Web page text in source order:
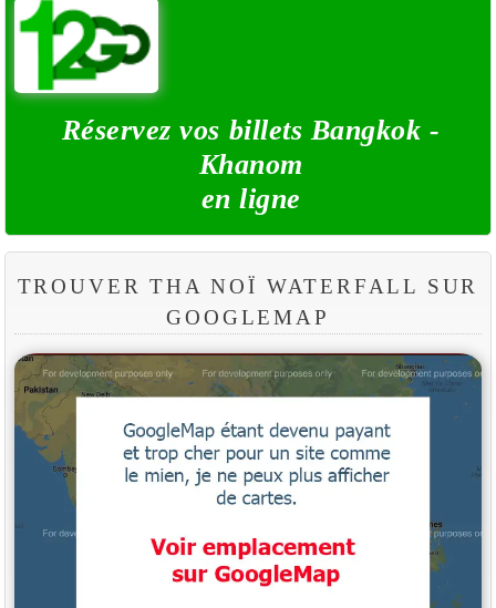
Réservez vos billets Bangkok -
Khanom
en ligne
TROUVER THA NOÏ WATERFALL SUR
GOOGLEMAP